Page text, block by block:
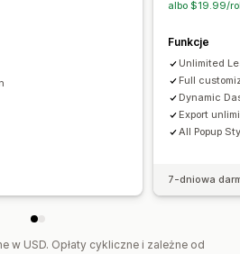
albo $19.99/
Funkcje
Unlimited
Full
Dynamic
Export
All Popup
7-dniowa
w USD. Opłaty cykliczne i zależne od